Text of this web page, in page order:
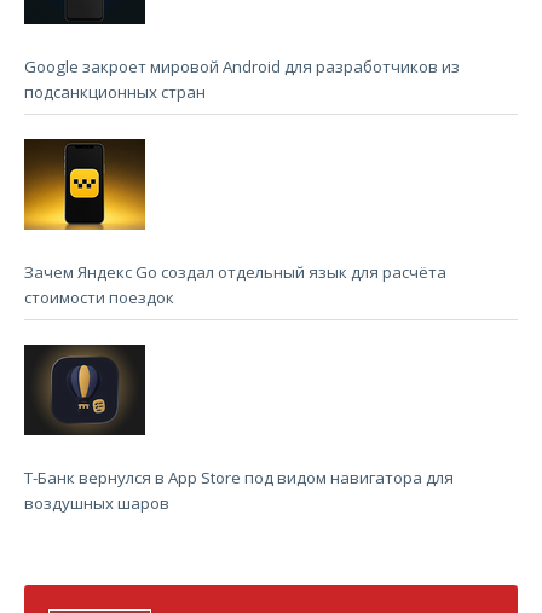
Google закроет мировой Android для разработчиков из
подсанкционных стран
Зачем Яндекс Go создал отдельный язык для расчёта
стоимости поездок
Т-Банк вернулся в App Store под видом навигатора для
воздушных шаров